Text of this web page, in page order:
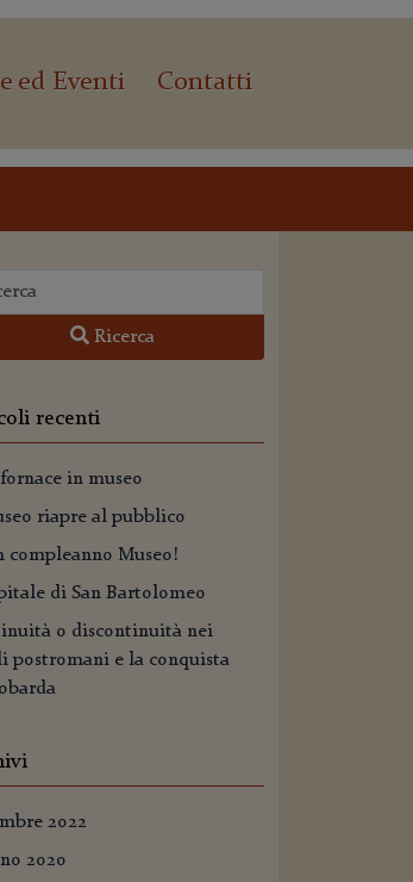
ed Eventi Contatti
Ricerca
recenti
in museo
riapre al pubblico
compleanno Museo!
di San Bartolomeo
o discontinuità nei
postromani e la conquista
2022
2020